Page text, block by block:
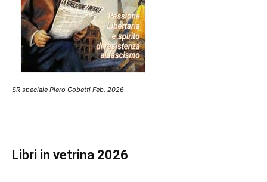
SR speciale Piero Gobetti Feb. 2026
Libri in vetrina 2026